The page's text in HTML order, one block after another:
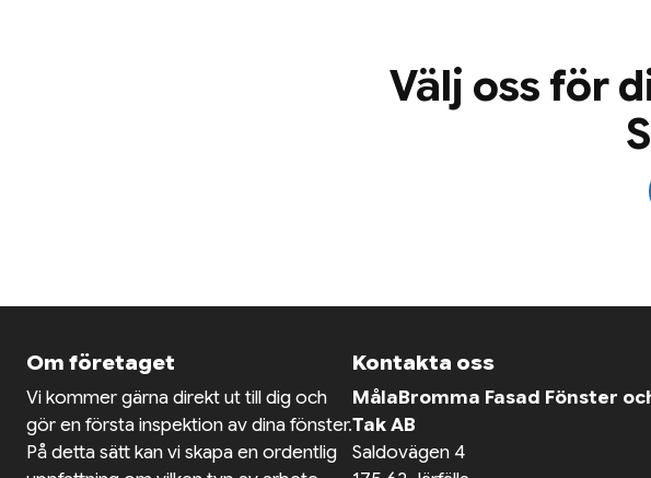
Välj oss för
Om företaget
Vi kommer gärna direkt ut till dig och
gör en första inspektion av dina fönster.
På detta sätt kan vi skapa en ordentlig
Kontakta oss
MålaBromma Fasad Fönster
Tak AB
Saldovägen 4